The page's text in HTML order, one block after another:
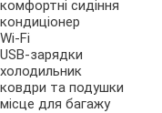
комфортні сидіння
кондиціонер
Wi-Fi
USB-зарядки
холодильник
ковдри та подушки
місце для багажу